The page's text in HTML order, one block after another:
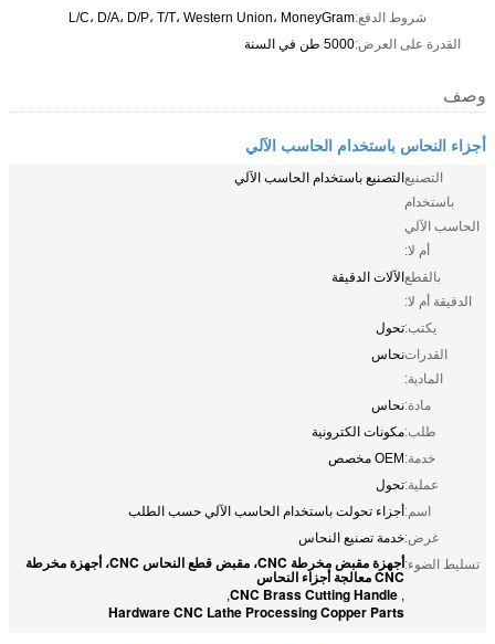
شروط الدفع:L/C، D/A، D/P، T/T، Western Union، MoneyGram
القدرة على العرض:5000 طن في السنة
وصف
أجزاء النحاس باستخدام الحاسب الآلي
التصنيع
باستخدام
الحاسب الآلي
أم لا:
التصنيع باستخدام الحاسب الآلي
بالقطع
الدقيقة أم لا:
الآلات الدقيقة
يكتب:تحول
القدرات
المادية:
نحاس
مادة:نحاس
طلب:مكونات الكترونية
خدمة:OEM مخصص
عملية:تحول
اسم:أجزاء تحولت باستخدام الحاسب الآلي حسب الطلب
غرض:خدمة تصنيع النحاس
تسليط الضوء:
أجهزة مقبض مخرطة CNC، مقبض قطع النحاس CNC، أجهزة مخرطة
CNC معالجة أجزاء النحاس
,
CNC Brass Cutting Handle
,
Hardware CNC Lathe Processing Copper Parts